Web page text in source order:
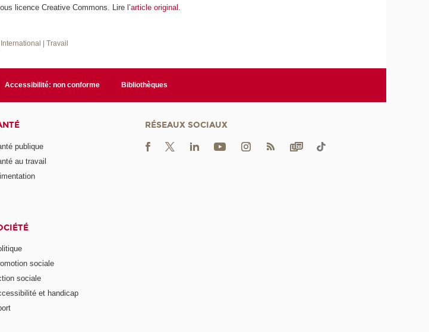
licence Creative Commons. Lire l’article original
| International | Travail
Accessibilité: non conforme Bibliothèques
publique
au travail
sociale
sociale
et handicap
RÉSEAUX SOCIAUX